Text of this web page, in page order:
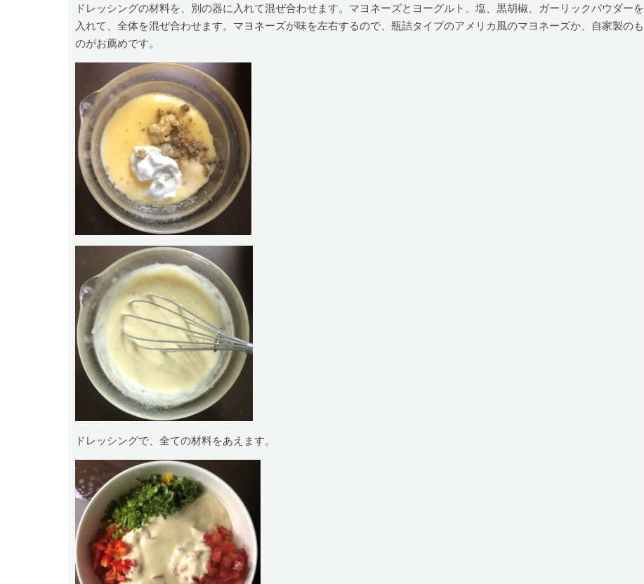
ドレッシングの材料を、別の器に入れて混ぜ合わせます。マヨネーズとヨーグルト、塩、黒胡椒、ガーリックパウダーを
入れて、全体を混ぜ合わせます。マヨネーズが味を左右するので、瓶詰タイプのアメリカ風のマヨネーズか、自家製のも
のがお薦めです。
ドレッシングで、全ての材料をあえます。